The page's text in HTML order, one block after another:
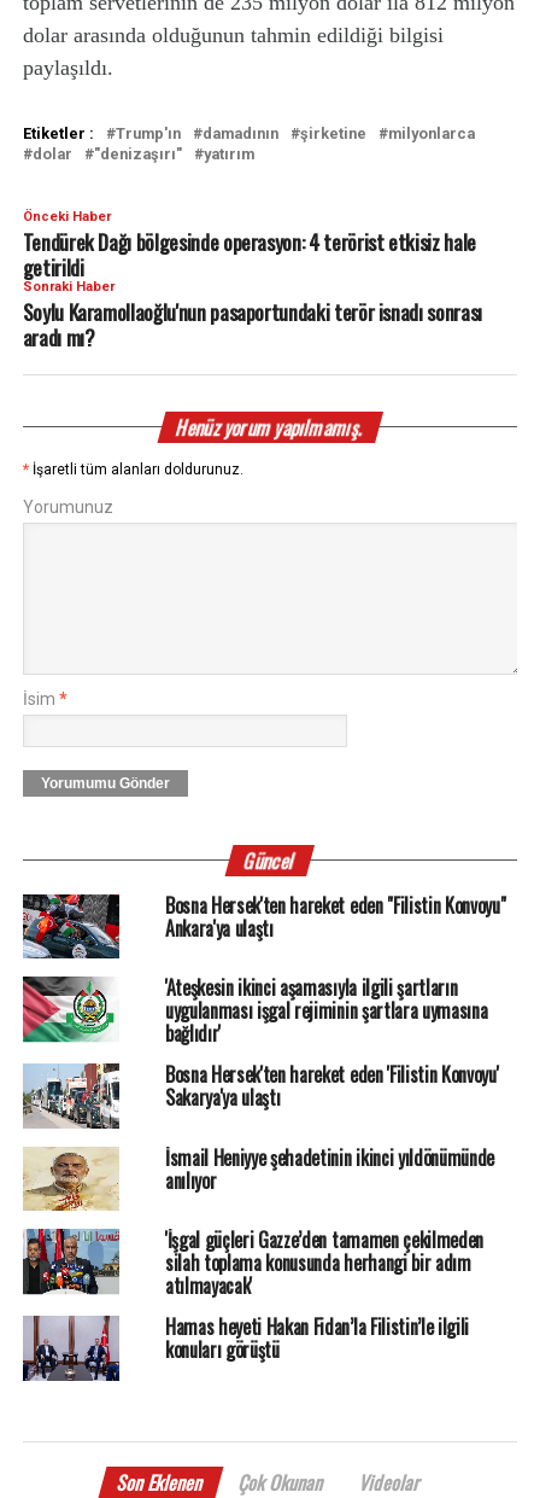
dolar arasında olduğunun tahmin edildiği bilgisi
paylaşıldı.
Etiketler : Trump'ın damadının şirketine
milyonlarca
dolar
"denizaşırı" yatırım
Önceki Haber
Tendürek Dağı bölgesinde operasyon: 4 terörist etkisiz hale
getirildi
Sonraki Haber
Soylu Karamollaoğlu'nun pasaportundaki terör isnadı sonrası
aradı mı?
Henüz yorum yapılmamış.
* İşaretli tüm alanları doldurunuz.
Yorumunuz
İsim *
Yorumumu Gönder
Güncel
Bosna Hersek'ten hareket eden "Filistin Konvoyu"
Ankara'ya ulaştı
'Ateşkesin ikinci aşamasıyla ilgili şartların
uygulanması işgal rejiminin şartlara uymasına
bağlıdır'
Bosna Hersek'ten hareket eden 'Filistin Konvoyu'
Sakarya'ya ulaştı
İsmail Heniyye şehadetinin ikinci yıldönümünde
anılıyor
'İşgal güçleri Gazze’den tamamen çekilmeden
silah toplama konusunda herhangi bir adım
atılmayacak'
Hamas heyeti Hakan Fidan’la Filistin’le ilgili
konuları görüştü
Son Eklenen Çok Okunan Videolar